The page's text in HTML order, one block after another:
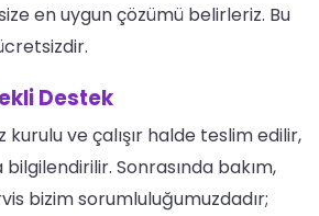
en uygun çözümü belirleriz. Bu
Destek
kurulu ve çalışır halde teslim edilir,
Sonrasında bakım,
bizim sorumluluğumuzdadır;